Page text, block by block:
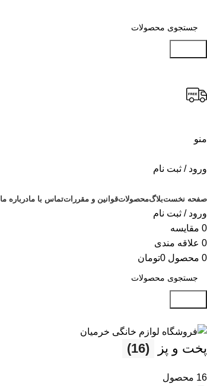
منو
ورود / ثبت نام
صفحه نخستبلاگمحصولاتقوانین و مقرراتتماس با مادرباره ما
ورود / ثبت نام
0 مقایسه
0 علاقه مندی
0 محصول 0تومان
پخت و پز (16)
16 محصول